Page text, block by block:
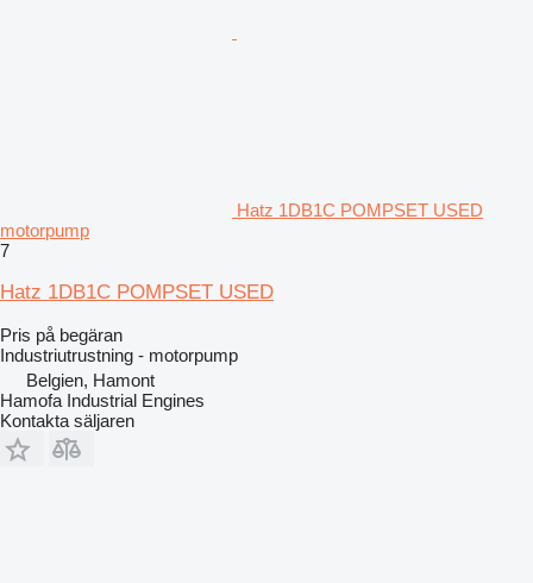
Hatz 1DB1C POMPSET USED
motorpump
7
Hatz 1DB1C POMPSET USED
Pris på begäran
Industriutrustning - motorpump
Belgien, Hamont
Hamofa Industrial Engines
Kontakta säljaren